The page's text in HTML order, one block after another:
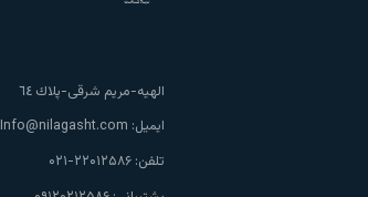
الهيه-مريم شرقى-پلاك ٦٤
ایمیل: Info@nilagasht.com
تلفن: ۲۲۰۱۲۵۸۶-۰۲۱